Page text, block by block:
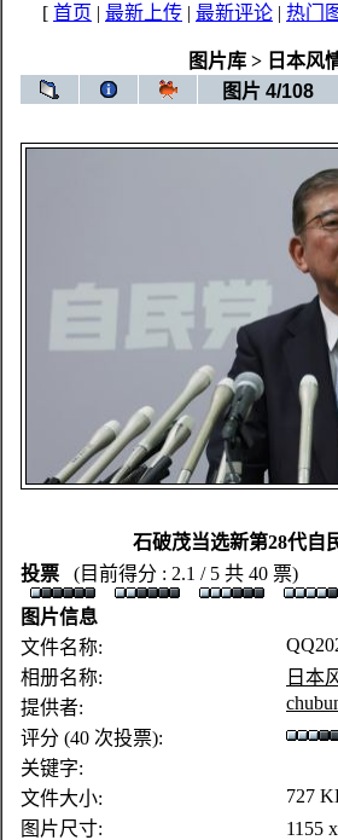
[ 首页 | 最新上传 | 最新评论 | 热门
图片库> 日本风
图片 4/108
石破茂当选新第28代自
投票
(目前得分 : 2.1 / 5 共 40 票)
图片信息
文件名称:
相册名称:
日本
提供者:
评分 (40 次投票):
关键字:
文件大小:
727
图片尺寸:
1155